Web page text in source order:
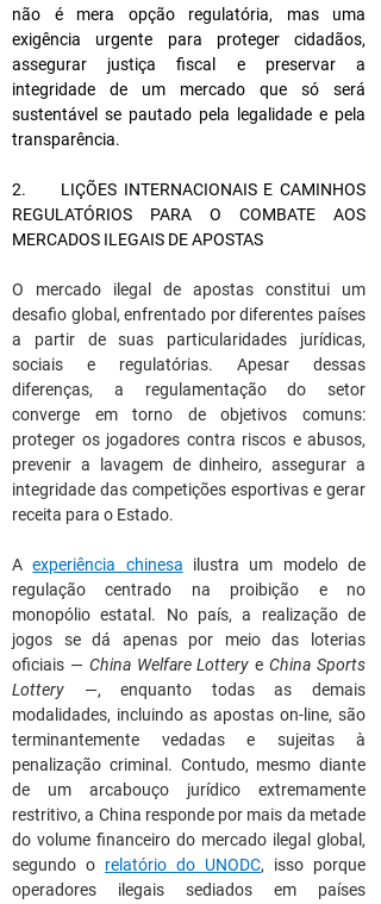
não é mera opção regulatória, mas uma
exigência urgente para proteger cidadãos,
assegurar justiça fiscal e preservar a
integridade de um mercado que só será
sustentável se pautado pela legalidade e pela
transparência.
2.     LIÇÕES INTERNACIONAIS E CAMINHOS
REGULATÓRIOS PARA O COMBATE AOS
MERCADOS ILEGAIS DE APOSTAS
O mercado ilegal de apostas constitui um
desafio global, enfrentado por diferentes países
a partir de suas particularidades jurídicas,
sociais e regulatórias. Apesar dessas
diferenças, a regulamentação do setor
converge em torno de objetivos comuns:
proteger os jogadores contra riscos e abusos,
prevenir a lavagem de dinheiro, assegurar a
integridade das competições esportivas e gerar
receita para o Estado.
A experiência chinesa ilustra um modelo de
regulação centrado na proibição e no
monopólio estatal. No país, a realização de
jogos se dá apenas por meio das loterias
oficiais — China Welfare Lottery e China Sports
Lottery —, enquanto todas as demais
modalidades, incluindo as apostas on-line, são
terminantemente vedadas e sujeitas à
penalização criminal. Contudo, mesmo diante
de um arcabouço jurídico extremamente
restritivo, a China responde por mais da metade
do volume financeiro do mercado ilegal global,
segundo o relatório do UNODC, isso porque
operadores ilegais sediados em países